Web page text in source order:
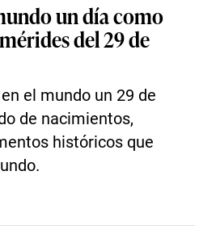
un día como
del 29 de
el mundo un 29 de
de nacimientos,
históricos que